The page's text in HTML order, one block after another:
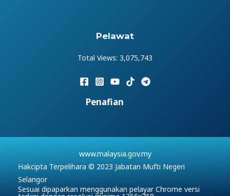
Pelawat
Total Views: 3,075,743
Penafian
www.malaysia.gov.my
Hakcipta Terpelihara © 2023 Jabatan Mufti Negeri
Selangor
Sesuai dipaparkan menggunakan pelayar Chrome versi